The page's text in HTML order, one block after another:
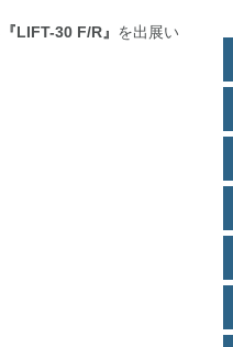
『LIFT-30 F/R』 を出展い